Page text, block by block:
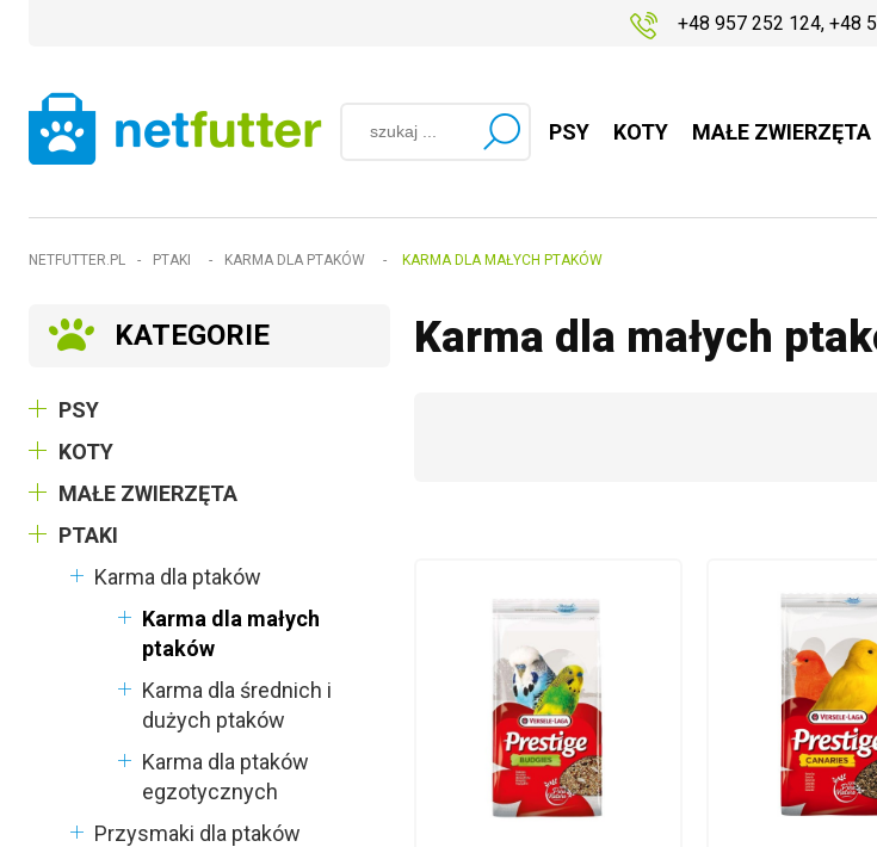
+48 957 252 124, +48
PSY KOTY MAŁE ZWIERZĘTA
NETFUTTER.PL - PTAKI - KARMA DLA PTAKÓW - KARMA DLA MAŁYCH PTAKÓW
KATEGORIE
PSY
KOTY
MAŁE ZWIERZĘTA
PTAKI
Karma dla ptaków
Karma dla małych
ptaków
Karma dla średnich i
dużych ptaków
Karma dla ptaków
egzotycznych
Przysmaki dla ptaków
Karma dla małych